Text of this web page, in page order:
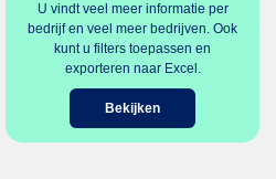
U vindt veel meer informatie per
bedrijf en veel meer bedrijven. Ook
kunt u filters toepassen en
exporteren naar Excel.
Bekijken